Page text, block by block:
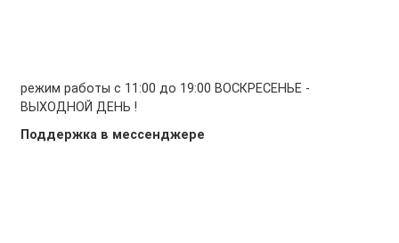
режим работы с 11:00 до 19:00 ВОСКРЕСЕНЬЕ -
ВЫХОДНОЙ ДЕНЬ !
Поддержка в мессенджере